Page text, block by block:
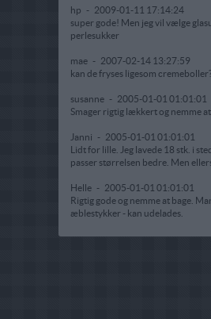
hp - 2009-01-11 17:14:24
super gode! Men jeg vil vælge
perlesukker
mae - 2007-02-14 13:27:59
kan de fryses ligesom
susanne - 2005-01-01 01:01:01
Smager rigtig lækkert og nemme at
Janni - 2005-01-01 01:01:01
Lidt for lille. Jeg lavede 18 stk. i
passer størrelsen bedre. Men
Helle - 2005-01-01 01:01:01
Rigtig gode og nemme at bage.
æblestykker - kan udelades.